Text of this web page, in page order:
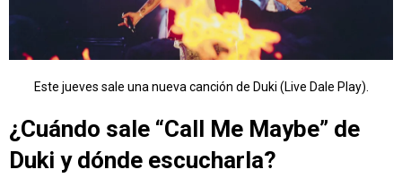
Este jueves sale una nueva canción de Duki (Live Dale Play).
¿Cuándo sale “Call Me Maybe” de
Duki y dónde escucharla?